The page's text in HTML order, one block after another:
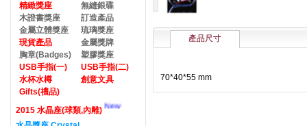
精緻獎座
無縫銀碟
木證書獎座
訂造產品
金屬立體獎座
琉璃獎座
現貨產品
金屬獎牌
胸章(Badges)
塑膠獎座
USB手指(一)
USB手指(二)
水杯水樽
創意文具
Gifts(禮品)
2015 水晶座(球類,內雕)
New
產品尺寸
70*40*55 mm